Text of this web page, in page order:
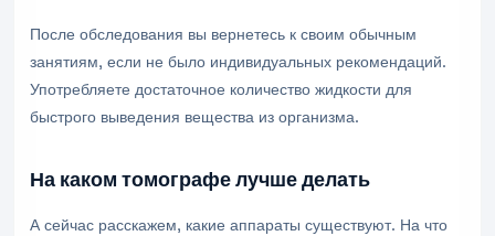
После обследования вы вернетесь к своим обычным
занятиям, если не было индивидуальных рекомендаций.
Употребляете достаточное количество жидкости для
быстрого выведения вещества из организма.
На каком томографе лучше делать
А сейчас расскажем, какие аппараты существуют. На что